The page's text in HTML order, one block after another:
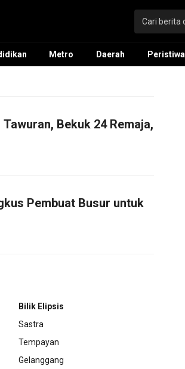
Metro Daerah Peristiwa
Bekuk 24 Remaja,
Pembuat Busur untuk
Bilik Elipsis
Sastra
Tempayan
Gelanggang